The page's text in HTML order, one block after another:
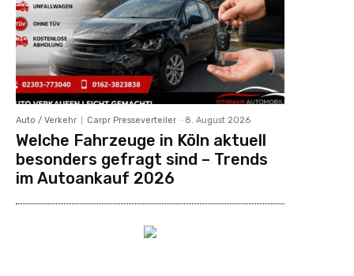
Auto / Verkehr Carpr Presseverteiler - 8. August 2026
Welche Fahrzeuge in Köln aktuell
besonders gefragt sind – Trends
im Autoankauf 2026